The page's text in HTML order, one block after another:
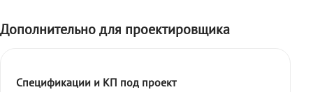
Дополнительно для проектировщика
Спецификации и КП под проект